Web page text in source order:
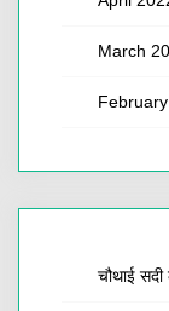
March
चौथाई